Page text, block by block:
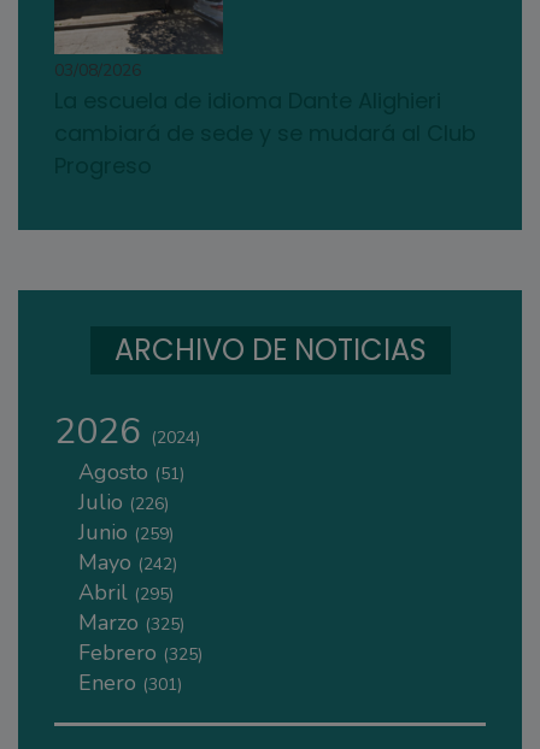
03/08/2026
ARCHIVO DE NOTICIAS
2026 (2024)
Agosto (51)
Julio (226)
Junio (259)
Mayo (242)
Abril (295)
Marzo (325)
Febrero (325)
Enero (301)